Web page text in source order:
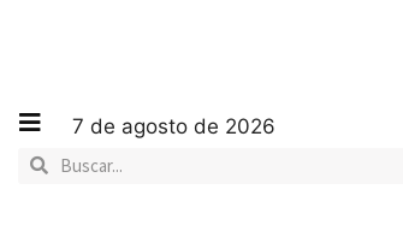
7 de agosto de 2026